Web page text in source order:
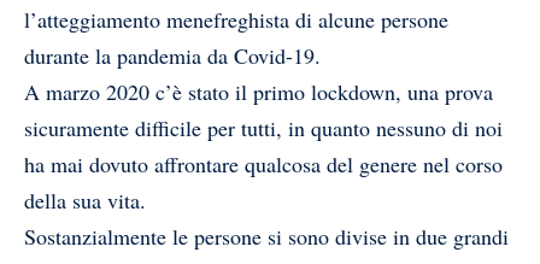
l’atteggiamento menefreghista di alcune persone
durante la pandemia da Covid-19.
A marzo 2020 c’è stato il primo lockdown, una prova
sicuramente difficile per tutti, in quanto nessuno di noi
ha mai dovuto affrontare qualcosa del genere nel corso
della sua vita.
Sostanzialmente le persone si sono divise in due grandi